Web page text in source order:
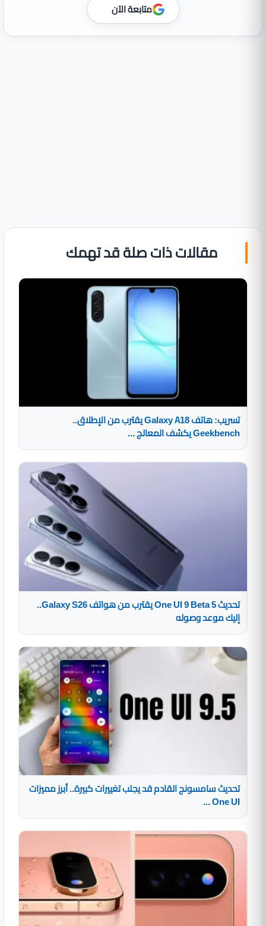
متابعة الآن
مقالات ذات صلة قد تهمك
تسريب: هاتف Galaxy A18 يقترب من الإطلاق..
Geekbench يكشف المعالج ...
تحديث One UI 9 Beta 5 يقترب من هواتف Galaxy S26..
إليك موعد وصوله
تحديث سامسونج القادم قد يجلب تغييرات كبيرة.. أبرز مميزات
One UI ...